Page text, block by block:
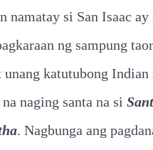
namatay si San Isaac
ng sampung
unang katutubong Indian
naging santa na si
. Nagbunga ang